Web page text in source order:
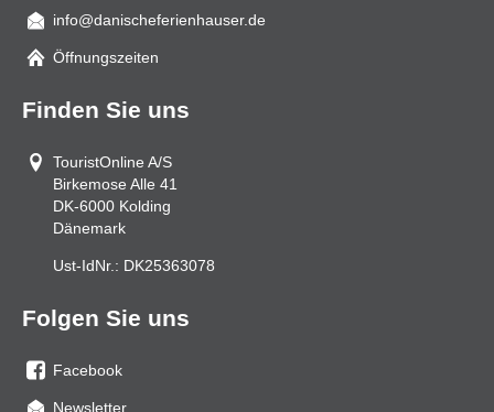
Mail
info@danischeferienhauser.de
Öffnungszeiten
Finden Sie uns
TouristOnline A/S
Birkemose Alle 41
DK-6000 Kolding
Dänemark
Ust-IdNr.: DK25363078
Folgen Sie uns
Sie
Facebook
Newsletter